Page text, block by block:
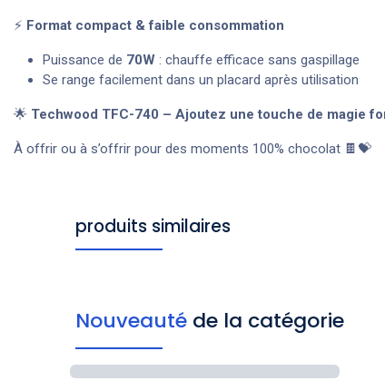
⚡ Format compact & faible consommation
Puissance de 70W : chauffe efficace sans gaspillage
Se range facilement dans un placard après utilisation
🌟 Techwood TFC-740 – Ajoutez une touche de magie
À offrir ou à s’offrir pour des moments 100% chocolat 🍫💝
produits similaires
Nouveauté de la catégorie